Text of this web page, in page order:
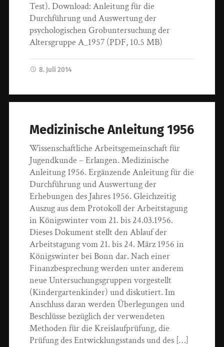
Test). Download: Anleitung für die
Durchführung und Auswertung der
psychologischen Grobuntersuchung der
Altersgruppe A_1957 (PDF, 10.5 MB)
8. Juli 2014
Medizinische Anleitung 1956
Wissenschaftliche Arbeitsgemeinschaft für
Jugendkunde – Erlangen. Medizinische
Anleitung 1956. Ergänzende Anleitung für die
Durchführung und Auswertung der
Erhebungen des Jahres 1956. Gleichzeitig
Auszug aus dem Protokoll der Arbeitstagung
in Königswinter vom 21. bis 24.03.1956.
Dieses Dokument stellt den Ablauf der
Arbeitstagung vom 21. bis 24. März 1956 in
Königswinter bei Bonn dar. Nach einer
Finanzbesprechung werden unter anderem
neue Untersuchungsgruppen vorgestellt
(Kindergartenkinder) und diskutiert. Im
Anschluss daran werden Überlegungen und
Beschlüsse bezüglich der verwendeten
Methoden für die Kreislaufprüfung, die
Prüfung des Entwicklungsstands und des […]